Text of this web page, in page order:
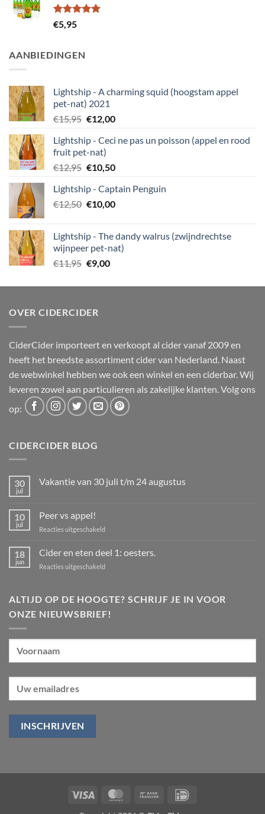
Gewaardeerd
5.00
€5,95
AANBIEDINGEN
Lightship - A charming squid (hoogstam appel
pet-nat) 2021
€15,95 Oorspronkelijke
was:
€15,95.
€12,00Huidige
is:
Lightship - Ceci ne pas un poisson (appel en rood
fruit pet-nat)
€12,95 Oorspronkelijke
was:
€12,95.
€10,50Huidige
is:
€10,50.
Lightship - Captain Penguin
€12,50 Oorspronkelijke
€12,50.
€10,00Huidige
€10,00.
Lightship - The dandy walrus (zwijndrechtse
wijnpeer pet-nat)
€11,95 Oorspronkelijke
was:
€9,00Huidige
is:
OVER CIDERCIDER
CiderCider importeert en verkoopt al cider vanaf 2009 en
heeft het breedste assortiment cider van Nederland. Naast
de webwinkel hebben we ook een winkel en een ciderbar. Wij
leveren zowel aan particulieren als zakelijke klanten. Volg ons
op:
CIDERCIDER BLOG
30
jul
Vakantie van 30 juli t/m 24 augustus
Vakantie
30
24
augustus
10
jul
Peer vs appel!
Reacties uitgeschakeldvoor
vs
18
jun
Cider en eten deel 1: oesters.
Reacties uitgeschakeldvoor
eten
1:
ALTIJD OP DE HOOGTE? SCHRIJF JE IN VOOR
ONZE NIEUWSBRIEF!
Visa MasterCardBank